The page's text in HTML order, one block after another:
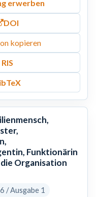
erwerben
DOI
kopieren
RIS
Funktionärin
Organisation
/ Ausgabe 1